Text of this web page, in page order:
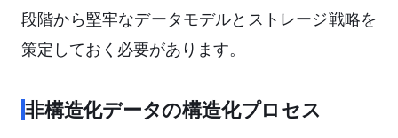
段階から堅牢なデータモデルとストレージ戦略を
策定しておく必要があります。
非構造化データの構造化プロセス